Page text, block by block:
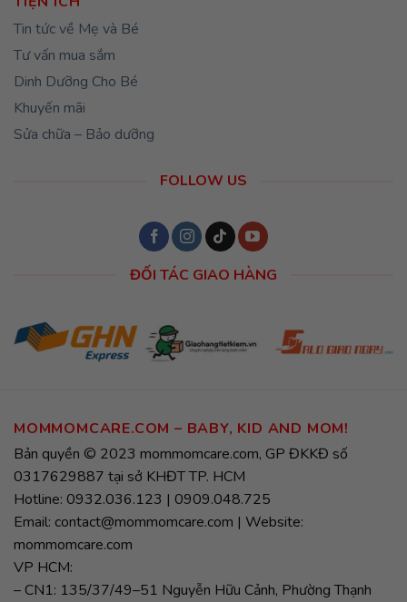
Tin tức về Mẹ và Bé
Tư vấn mua sắm
Dinh Dưỡng Cho Bé
Khuyến mãi
Sửa chữa – Bảo dưỡng
FOLLOW US
ĐỐI TÁC GIAO HÀNG
MOMMOMCARE.COM – BABY, KID AND MOM!
Bản quyền © 2023 mommomcare.com, GP ĐKKĐ số
0317629887 tại sở KHĐT TP. HCM
Hotline: 0932.036.123 | 0909.048.725
Email: contact@mommomcare.com | Website:
mommomcare.com
VP HCM:
– CN1: 135/37/49–51 Nguyễn Hữu Cảnh, Phường Thạnh